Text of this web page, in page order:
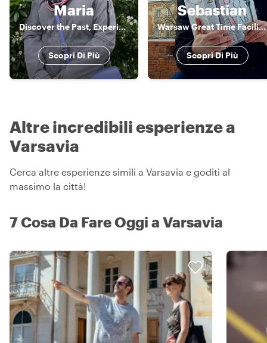
Maria
Discover the Past, Experience the Present.
Scopri Di Più
Sebastian
Warsaw Great Time Facilitator
Scopri Di Più
Altre incredibili esperienze a
Varsavia
Cerca altre esperienze simili a Varsavia e goditi al
massimo la città!
7 Cosa Da Fare Oggi a Varsavia